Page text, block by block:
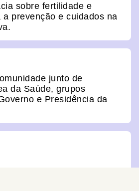
sobre fertilidade e
prevenção e cuidados na
junto de
da Saúde, grupos
e Presidência da